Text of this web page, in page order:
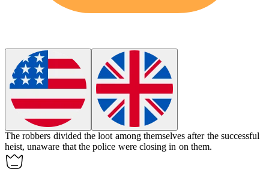
The robbers divided theloot among themselves after the successful
heist, unaware that the police were closing in on them.